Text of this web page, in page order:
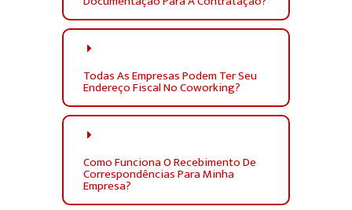
Todas As Empresas Podem Ter Seu
Endereço Fiscal No Coworking?
Como Funciona O Recebimento De
Correspondências Para Minha
Empresa?